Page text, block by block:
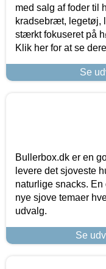
med salg af foder til
kradsebræt, legetøj,
stærkt fokuseret på
Klik her for at se
Se
Bullerbox.dk er en
levere det sjoveste
naturlige snacks.
nye sjove temaer
udvalg.
Se